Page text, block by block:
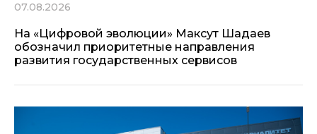
07.08.2026
На «Цифровой эволюции» Максут Шадаев
обозначил приоритетные направления
развития государственных сервисов